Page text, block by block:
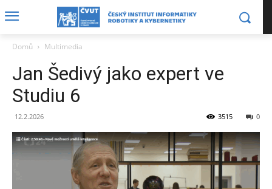
Domů Multimedia
Jan Šedivý jako expert ve
Studiu 6
12.2.2026 0
3515